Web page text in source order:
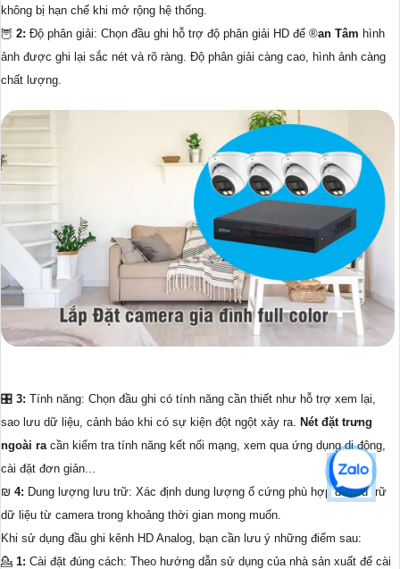
không bị hạn chế khi mở rộng hệ thống.
🦉 2: Độ phân giải: Chọn đầu ghi hỗ trợ độ phân giải HD để ®️an Tâm hình
ảnh được ghi lại sắc nét và rõ ràng. Độ phân giải càng cao, hình ảnh càng
chất lượng.
🎛 3: Tính năng: Chọn đầu ghi có tính năng cần thiết như hỗ trợ xem lại,
sao lưu dữ liệu, cảnh báo khi có sự kiện đột ngột xảy ra. Nét đặt trưng
ngoài ra cần kiểm tra tính năng kết nối mạng, xem qua ứng dụng di động,
cài đặt đơn giản...
₪ 4: Dung lượng lưu trữ: Xác định dung lượng ổ cứng phù hợp để lưu trữ
dữ liệu từ camera trong khoảng thời gian mong muốn.
Khi sử dụng đầu ghi kênh HD Analog, bạn cần lưu ý những điểm sau:
💁 1: Cài đặt đúng cách: Theo hướng dẫn sử dụng của nhà sản xuất để cài